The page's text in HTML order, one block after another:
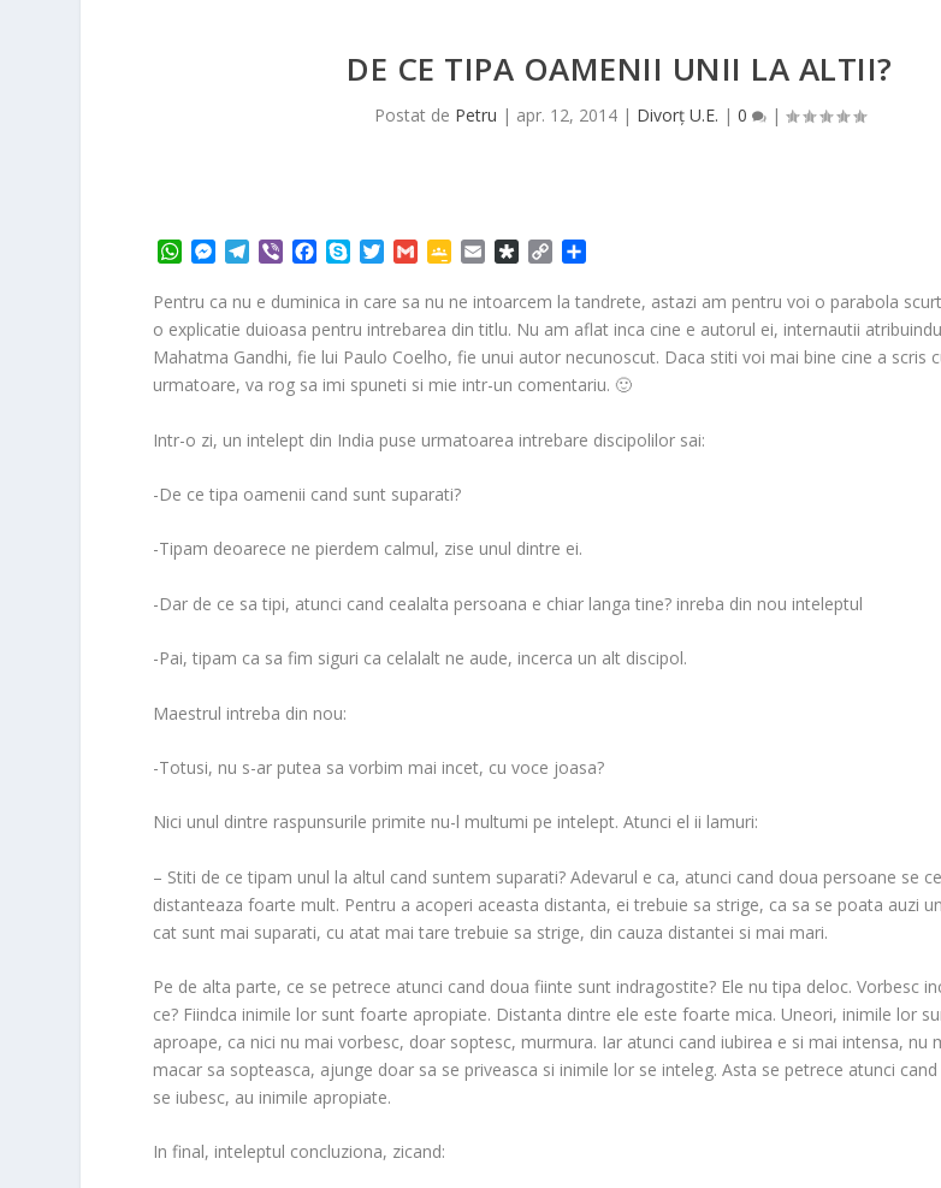
DE CE TIPA OAMENII UNII LA ALTII?
Postat de Petru | apr. 12, 2014| Divorț U.E. | 0 |
W
a
t
s
A
p
M
s
s
e
n
g
r
T
l
e
g
r
a
V
b
e
r
c
e
b
o
o
y
p
e
T
i
t
t
e
r
G
a
i
l
G
o
g
e
C
a
s
o
a
i
l
D
a
s
p
o
r
p
y
L
i
n
r
t
a
j
e
z
Pentru ca nu e duminica in care sa nu ne intoarcem la tandrete, astazi am pentru voi o parabola
o explicatie duioasa pentru intrebarea din titlu. Nu am aflat inca cine e autorul ei, internautii
Mahatma Gandhi, fie lui Paulo Coelho, fie unui autor necunoscut. Daca stiti voi mai bine cine a scris
urmatoare, va rog sa imi spuneti si mie intr-un comentariu. 🙂
Intr-o zi, un intelept din India puse urmatoarea intrebare discipolilor sai:
-De ce tipa oamenii cand sunt suparati?
-Tipam deoarece ne pierdem calmul, zise unul dintre ei.
-Dar de ce sa tipi, atunci cand cealalta persoana e chiar langa tine? inreba din nou inteleptul
-Pai, tipam ca sa fim siguri ca celalalt ne aude, incerca un alt discipol.
Maestrul intreba din nou:
-Totusi, nu s-ar putea sa vorbim mai incet, cu voce joasa?
Nici unul dintre raspunsurile primite nu-l multumi pe intelept. Atunci el ii lamuri:
– Stiti de ce tipam unul la altul cand suntem suparati? Adevarul e ca, atunci cand doua persoane se
distanteaza foarte mult. Pentru a acoperi aceasta distanta, ei trebuie sa strige, ca sa se poata auzi
cat sunt mai suparati, cu atat mai tare trebuie sa strige, din cauza distantei si mai mari.
Pe de alta parte, ce se petrece atunci cand doua fiinte sunt indragostite? Ele nu tipa deloc. Vorbesc
ce? Fiindca inimile lor sunt foarte apropiate. Distanta dintre ele este foarte mica. Uneori, inimile lor
aproape, ca nici nu mai vorbesc, doar soptesc, murmura. Iar atunci cand iubirea e si mai intensa, nu
macar sa sopteasca, ajunge doar sa se priveasca si inimile lor se inteleg. Asta se petrece atunci
se iubesc, au inimile apropiate.
In final, inteleptul concluziona, zicand: